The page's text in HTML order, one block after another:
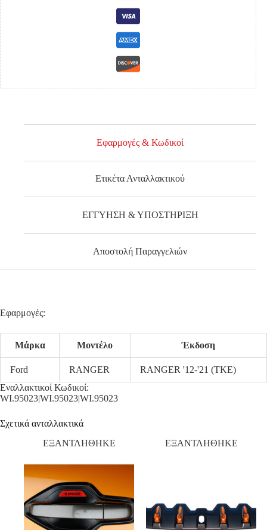
Εφαρμογές & Κωδικοί
Ετικέτα Ανταλλακτικού
ΕΓΓΥΗΣΗ & ΥΠΟΣΤΗΡΙΞΗ
Αποστολή Παραγγελιών
Εφαρμογές:
Μάρκα Μοντέλο Έκδοση
Ford RANGER
RANGER '12-'21 (TKE)
Εναλλακτικοί Κωδικοί:
WI.95023|WI.95023|WI.95023
Σχετικά ανταλλακτικά
ΕΞΑΝΤΛΗΘΗΚΕ
ΕΞΑΝΤΛΗΘΗΚΕ